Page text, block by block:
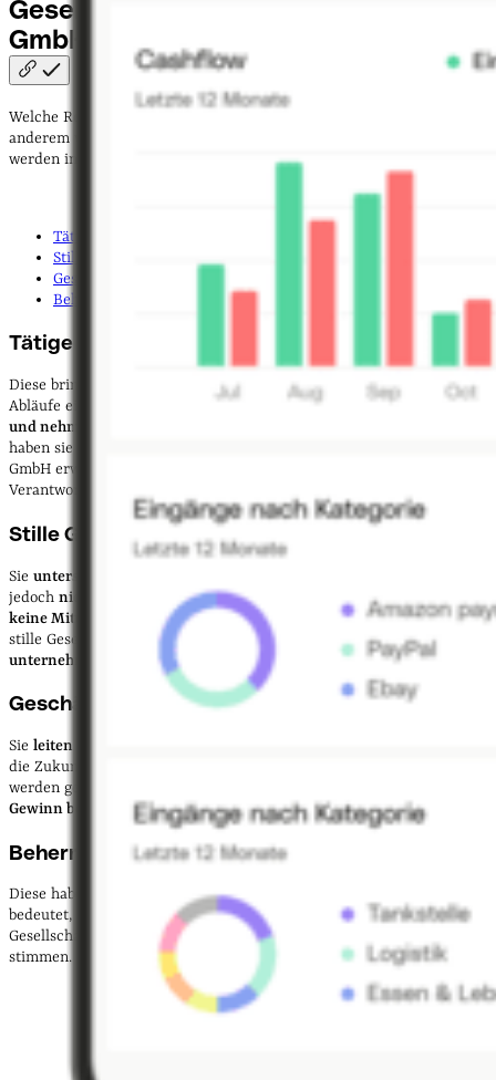
Gesellschafter:innen gibt es in der
GmbH?
Welche Rechte die Gesellschafter:innen einer GmbH haben, ist unter
anderem
werden in Deutschland
unterschieden:
Tätige Gesellschafter:innen
Stille Gesellschafter:innen
Geschäftsführende Gesellschafter:innen
Beherrschende Gesellschafter:innen
Tätige Gesellschafter:innen
Diese bringen sich – oft bis zur Auflösung der Gesellschaft – in die
Abläufe ein. Sie
unterstützen das jeweilige Unternehmen finanziell
und nehmen aktiv am Unternehmensalltag teil
haben sie in ihrer Position einen
GmbH erwirtschaftet. Wie hoch dieser Anspruch ist, legen die
Verantwortlichen selbst fest.
Stille Gesellschafter:innen
Sie unterstützen
jedoch nicht am Gesellschaftsvermögen beteiligt
. Sie haben auch
keine Mitunternehmerrechte
. Gewinne und Verluste werden für
stille Gesellschafter:innen ebenfalls relevant. Sie treffen jedoch
unternehmerischen Entscheidungen
Geschäftsführende Gesellschafter:innen
Sie leiten die Geschäfte eines Unternehmens
die Zukunft der GmbH aktiv beeinflussen. In den meisten Fällen
werden geschäftsführende Gesellschafter:innen nicht nur
Gewinn beteiligt
, sondernerhalten zudem ein Gehalt.
Beherrschende Gesellschafter:innen
Diese haben mehr als 50 % der Stimmrechte
bedeutet, dass sie ihre Entscheidungen gegen den Rest der
Gesellschafter:innen durchsetzen können, wenn diese gegen sie
stimmen.